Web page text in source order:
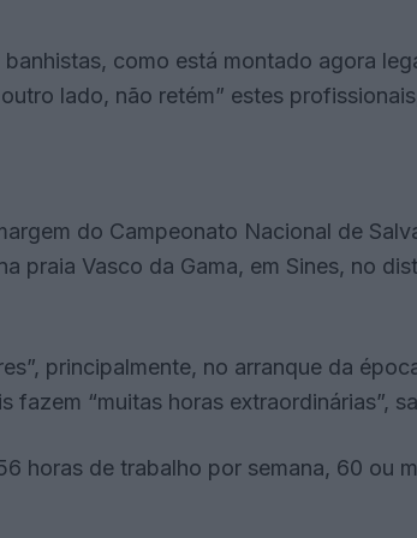
como está montado agora
lado, não retém” estes
do Campeonato Nacional de
praia Vasco da Gama, em Sines, no
principalmente, no arranque da
“muitas horas extraordinárias”,
horas de trabalho por semana, 60 ou